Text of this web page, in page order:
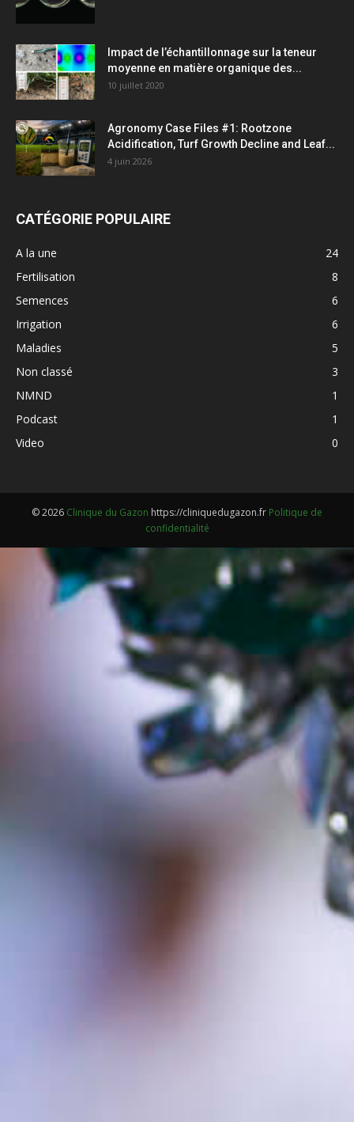
Impact de l’échantillonnage sur la teneur
moyenne en matière organique des...
10 juillet 2020
Agronomy Case Files #1: Rootzone
Acidification, Turf Growth Decline and Leaf...
4 juin 2026
CATÉGORIE POPULAIRE
A la une
24
Fertilisation
8
Semences
6
Irrigation
6
Maladies
5
Non classé
3
NMND
1
Podcast
1
Video
0
© 2026 Clinique du Gazon https://cliniquedugazon.fr Politique de
confidentialité